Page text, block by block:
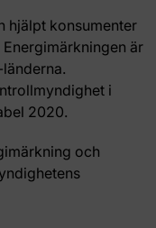
hjälpt konsumenter
är
i
2020.
och